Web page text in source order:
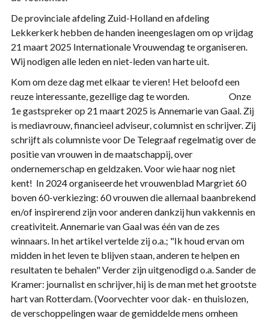
De provinciale afdeling Zuid-Holland en afdeling
Lekkerkerk hebben de handen ineengeslagen om op vrijdag
21 maart 2025 Internationale Vrouwendag te organiseren.
Wij nodigen alle leden en niet-leden van harte uit.
Kom om deze dag met elkaar te vieren! Het beloofd een
reuze interessante, gezellige dag te worden. Onze
1e gastspreker op 21 maart 2025 is Annemarie van Gaal. Zij
is mediavrouw, financieel adviseur, columnist en schrijver. Zij
schrijft als columniste voor De Telegraaf regelmatig over de
positie van vrouwen in de maatschappij, over
ondernemerschap en geldzaken. Voor wie haar nog niet
kent! In 2024 organiseerde het vrouwenblad Margriet 60
boven 60-verkiezing: 60 vrouwen die allemaal baanbrekend
en/of inspirerend zijn voor anderen dankzij hun vakkennis en
creativiteit. Annemarie van Gaal was één van de zes
winnaars. In het artikel vertelde zij o.a.; "Ik houd ervan om
midden in het leven te blijven staan, anderen te helpen en
resultaten te behalen" Verder zijn uitgenodigd o.a. Sander de
Kramer: journalist en schrijver, hij is de man met het grootste
hart van Rotterdam. (Voorvechter voor dak- en thuislozen,
de verschoppelingen waar de gemiddelde mens omheen